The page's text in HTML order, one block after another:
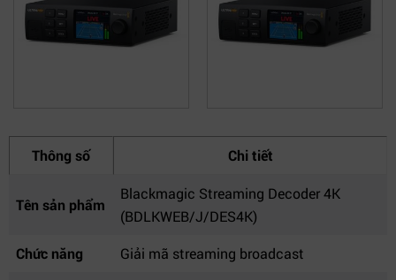
Thông số Chi tiết
Tên sản phẩm
Blackmagic Streaming Decoder 4K
(BDLKWEB/J/DES4K)
Chức năng
Giải mã streaming broadcast